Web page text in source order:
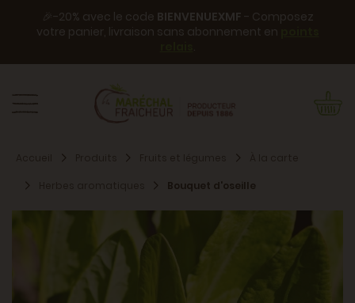
🎉-20% avec le code BIENVENUEXMF - Composez
votre panier, livraison sans abonnement en
.
Bouquet d'oseille